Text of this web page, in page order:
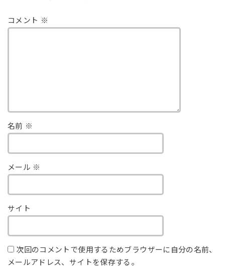
コメント ※
名前 ※
メール ※
サイト
次回のコメントで使用するためブラウザーに自分の名前、
メールアドレス、サイトを保存する。